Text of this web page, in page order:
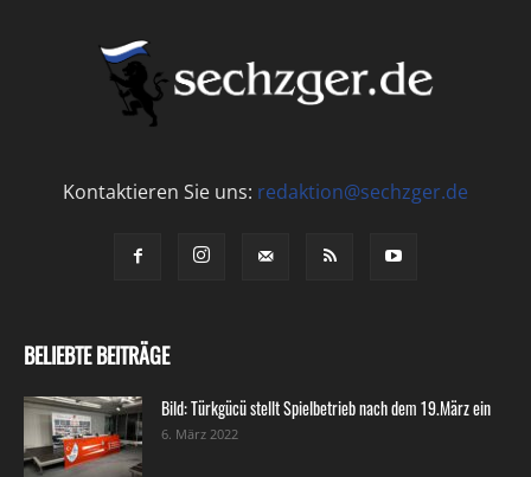
Kontaktieren Sie uns: redaktion@sechzger.de
BELIEBTE BEITRÄGE
Bild: Türkgücü stellt Spielbetrieb nach dem 19.März ein
6. März 2022